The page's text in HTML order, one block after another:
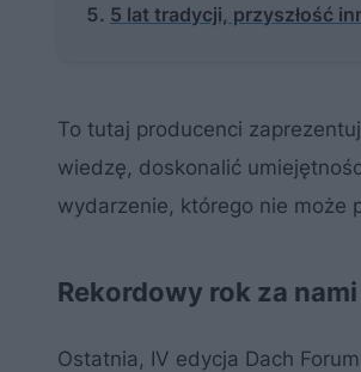
5 lat tradycji, przyszłość
To tutaj producenci
wiedzę, doskonalić
wydarzenie, którego nie może
Rekordowy rok za
Ostatnia, IV edycja Dach